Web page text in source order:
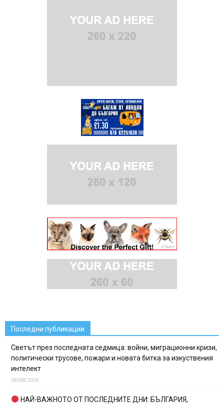
Последни публикации
Светът през последната седмица: войни, миграционни кризи,
политически трусове, пожари и новата битка за изкуствения
интелект
06/08/2026
НАЙ-ВАЖНОТО ОТ ПОСЛЕДНИТЕ ДНИ: БЪЛГАРИЯ,